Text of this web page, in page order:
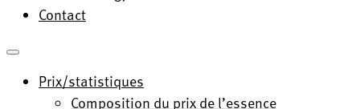
Contact
Prix/statistiques
Composition du prix de l’essence